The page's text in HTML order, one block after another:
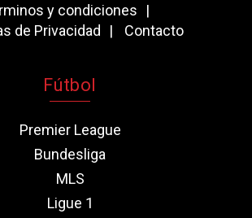
y condiciones
de Privacidad
Contacto
Fútbol
Premier League
Bundesliga
MLS
Ligue 1